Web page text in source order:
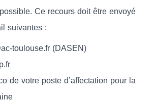
Ce recours doit être envoyé
suivantes :
toulouse.fr (DASEN)
de votre poste d’affectation pour la